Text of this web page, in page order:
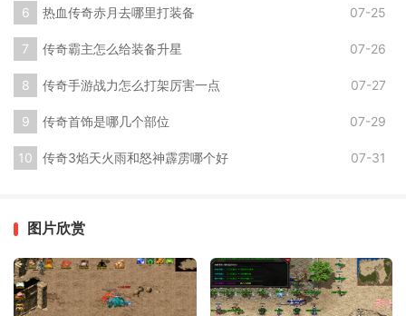
热血传奇赤月去哪里打装备 07-25
传奇霸主怎么给装备升星 07-26
传奇手游战力怎么打架厉害一点 07-27
传奇首饰是哪几个部位 07-29
传奇3焰天火雨和怒神霹雳哪个好 07-31
图片欣赏